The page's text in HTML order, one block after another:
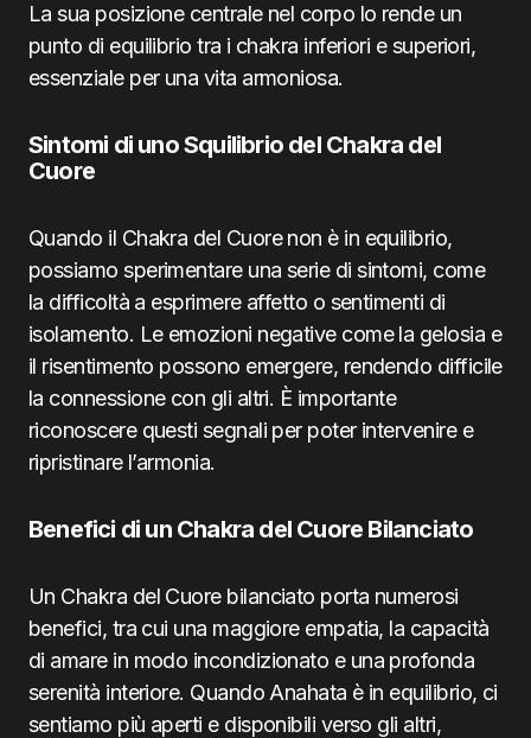
La sua posizione centrale nel corpo lo rende un
punto di equilibrio tra i chakra inferiori e superiori,
essenziale per una vita armoniosa.
Sintomi di uno Squilibrio del Chakra del
Cuore
Quando il Chakra del Cuore non è in equilibrio,
possiamo sperimentare una serie di sintomi, come
la difficoltà a esprimere affetto o sentimenti di
isolamento. Le emozioni negative come la gelosia e
il risentimento possono emergere, rendendo difficile
la connessione con gli altri. È importante
riconoscere questi segnali per poter intervenire e
ripristinare l’armonia.
Benefici di un Chakra del Cuore Bilanciato
Un Chakra del Cuore bilanciato porta numerosi
benefici, tra cui una maggiore empatia, la capacità
di amare in modo incondizionato e una profonda
serenità interiore. Quando Anahata è in equilibrio, ci
sentiamo più aperti e disponibili verso gli altri,